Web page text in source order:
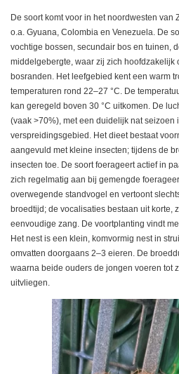
De soort komt voor in het noordwesten van
o.a. Gyuana, Colombia en Venezuela. De
vochtige bossen, secundair bos en tuinen,
middelgebergte, waar zij zich hoofdzakelijk
bosranden. Het leefgebied kent een warm
temperaturen rond 22–27 °C. De
kan geregeld boven 30 °C uitkomen. De
(vaak >70%), met een duidelijk nat seizoen
verspreidingsgebied. Het dieet bestaat
aangevuld met kleine insecten; tijdens de
insecten toe. De soort foerageert actief in
zich regelmatig aan bij gemengde
overwegende standvogel en vertoont
broedtijd; de vocalisaties bestaan uit korte,
eenvoudige zang. De voortplanting vindt
Het nest is een klein, komvormig nest in
omvatten doorgaans 2–3 eieren. De
waarna beide ouders de jongen voeren tot
uitvliegen.